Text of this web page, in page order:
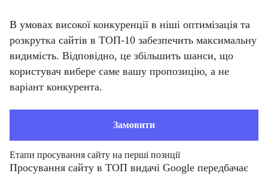
В умовах високої конкуренції в ніші оптимізація та
розкрутка сайтів в ТОП-10 забезпечить максимальну
видимість. Відповідно, це збільшить шанси, що
користувач вибере саме вашу пропозицію, а не
варіант конкурента.
Замовити
Етапи просування сайту на перші позиції
Просування сайту в ТОП видачі Google передбачає